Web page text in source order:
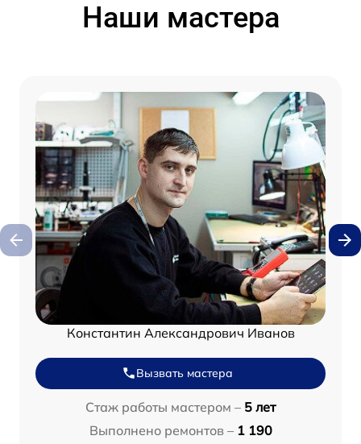
Наши мастера
Константин Александрович Иванов
Вызвать мастера
Стаж работы мастером – 5 лет
Выполнено ремонтов – 1 190